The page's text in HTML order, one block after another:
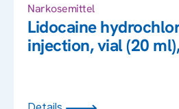
Narkosemittel
Lidocaine
injection, vial (20